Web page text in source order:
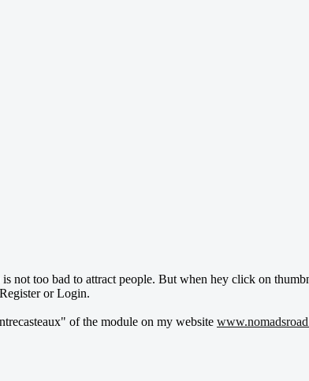
not too bad to attract people. But when hey click on
or Login.
of the module on my website